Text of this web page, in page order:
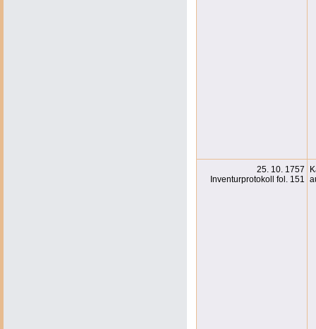
25. 10. 1757
Inventurprotokoll fol. 151